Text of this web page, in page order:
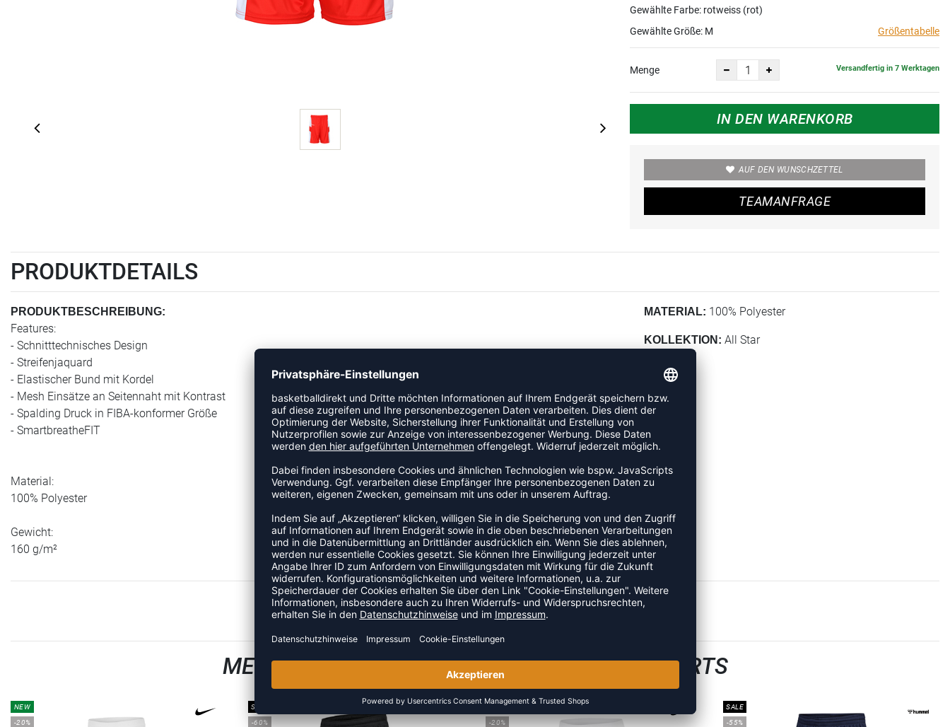
Gewählte Farbe: rotweiss (rot)
Gewählte Größe: M Größentabelle
Menge Versandfertig in 7 Werktagen
IN DEN WARENKORB
AUF DEN WUNSCHZETTEL
TEAMANFRAGE
PRODUKTDETAILS
PRODUKTBESCHREIBUNG:
Features:
- Schnitttechnisches Design
- Streifenjaquard
- Elastischer Bund mit Kordel
- Mesh Einsätze an Seitennaht mit Kontrast
- Spalding Druck in FIBA-konformer Größe
- SmartbreatheFIT
Material:
100% Polyester
Gewicht:
160 g/m²
MATERIAL: 100% Polyester
KOLLEKTION: All Star
ZULETZT ANGESEHEN
MEHR AUS DER KATEGORIE BASKETBALLSHORTS
NEW
-20%
SALE
-60%
NEW
-20%
SALE
-55%